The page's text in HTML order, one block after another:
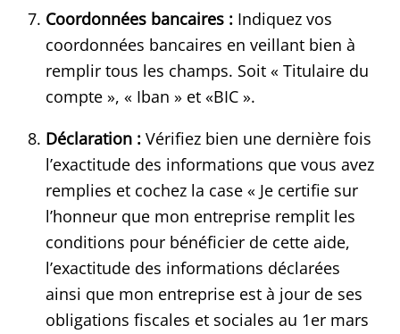
Coordonnées bancaires : Indiquez vos
coordonnées bancaires en veillant bien à
remplir tous les champs. Soit « Titulaire du
compte », « Iban » et «BIC ».
Déclaration : Vérifiez bien une dernière fois
l’exactitude des informations que vous avez
remplies et cochez la case « Je certifie sur
l’honneur que mon entreprise remplit les
conditions pour bénéficier de cette aide,
l’exactitude des informations déclarées
ainsi que mon entreprise est à jour de ses
obligations fiscales et sociales au 1er mars